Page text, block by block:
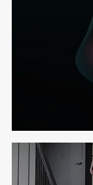
宁波高端网站建
宁波网站建设报
2026-08-04 17:55:09